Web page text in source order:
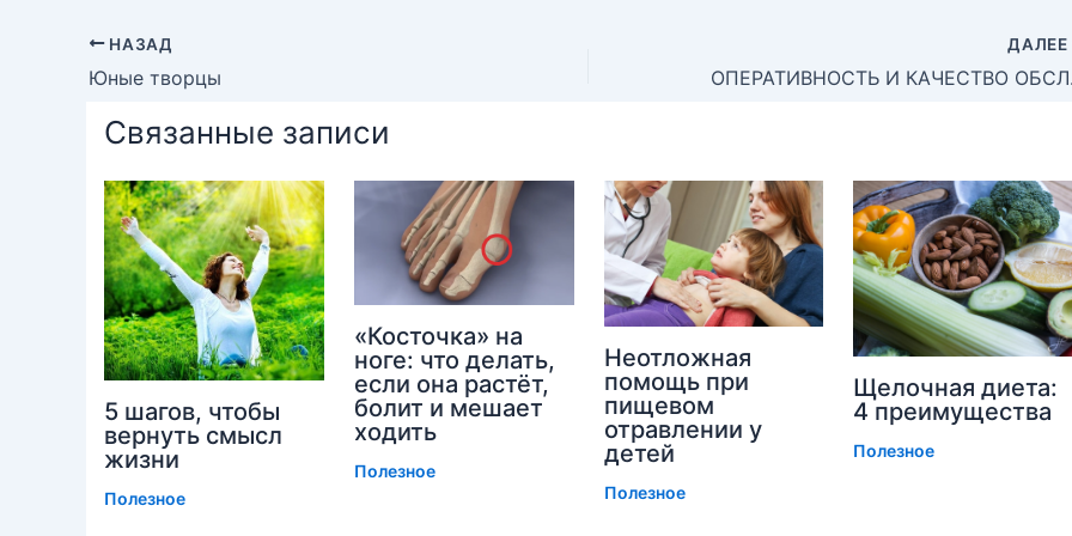
НАЗАД
Юные творцы
ДАЛЕЕ
Связанные записи
5 шагов, чтобы
вернуть смысл
жизни
Полезное
«Косточка» на
ноге: что делать,
если она растёт,
болит и мешает
ходить
Полезное
Неотложная
помощь при
пищевом
отравлении у
детей
Полезное
Щелочная диета:
4 преимущества
Полезное